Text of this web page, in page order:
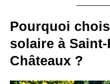
Pourquoi
solaire à
Châteaux ?